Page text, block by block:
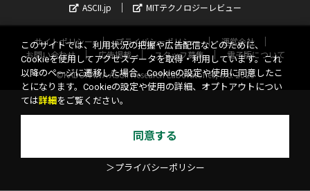
ASCII.jp
MITテクノロジーレビュー
サイトポリシー プライバシーポリシー
運営会社
お問い合わせ
広告掲載 スタッフ募集
電子版について
©KADOKAWA ASCII Research Laboratories, Inc. 2026
このサイトでは、利用状況の把握や広告配信などのために、
Cookieを使用してアクセスデータを取得・利用しています。これ
以降のページに遷移した場合、Cookieの設定や使用に同意したこ
とになります。Cookieの設定や使用の詳細、オプトアウトについ
ては詳細 をご覧ください。
同意する
＞プライバシーポリシー